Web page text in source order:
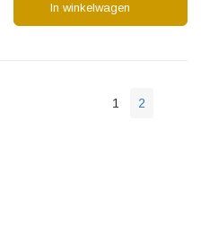
In winkelwagen
1 2